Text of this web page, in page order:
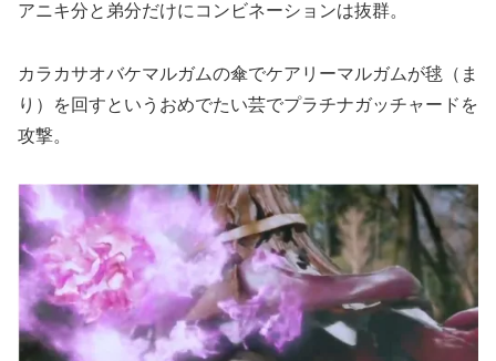
アニキ分と弟分だけにコンビネーションは抜群。
カラカサオバケマルガムの傘でケアリーマルガムが毬（ま
り）を回すというおめでたい芸でプラチナガッチャードを
攻撃。